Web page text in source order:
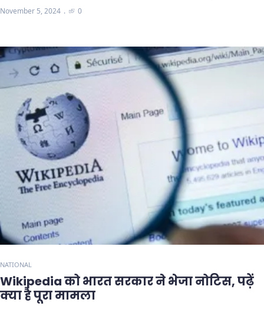
November 5, 2024 0
NATIONAL
Wikipedia को भारत सरकार ने भेजा नोटिस, पढ़ें
क्या है पूरा मामला